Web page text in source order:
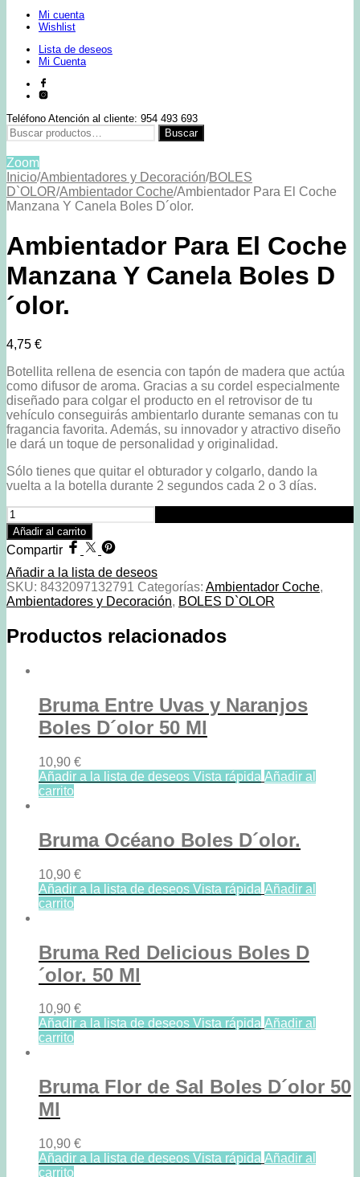
Mi cuenta
Wishlist
Lista de deseos
Mi Cuenta
Teléfono Atención al cliente: 954 493 693
Buscar
por:
Buscar
Zoom
Inicio/Ambientadores y Decoración/BOLES
D`OLOR/Ambientador Coche/Ambientador Para El Coche
Manzana Y Canela Boles D´olor.
Ambientador Para El Coche
Manzana Y Canela Boles D
´olor.
4,75 €
Botellita rellena de esencia con tapón de madera que actúa
como difusor de aroma. Gracias a su cordel especialmente
diseñado para colgar el producto en el retrovisor de tu
vehículo conseguirás ambientarlo durante semanas con tu
fragancia favorita. Además, su innovador y atractivo diseño
le dará un toque de personalidad y originalidad.
Sólo tienes que quitar el obturador y colgarlo, dando la
vuelta a la botella durante 2 segundos cada 2 o 3 días.
Ambientador
Para
El
Coche
Manzana
Y
Canela
D
´olor.
Añadir al carrito
Compartir
Añadir a la lista de deseos
SKU: 8432097132791 Categorías: Ambientador Coche,
Ambientadores y Decoración, BOLES D`OLOR
Productos relacionados
Bruma Entre Uvas y Naranjos
Boles D´olor 50 Ml
10,90 €
Añadir a la lista de deseos Vista rápida Añadir al
carrito
Bruma Océano Boles D´olor.
10,90 €
Añadir a la lista de deseos Vista rápida Añadir al
carrito
Bruma Red Delicious Boles D
´olor. 50 Ml
10,90 €
Añadir a la lista de deseos Vista rápida Añadir al
carrito
Bruma Flor de Sal Boles D´olor 50
Ml
10,90 €
Añadir a la lista de deseos Vista rápida Añadir al
carrito